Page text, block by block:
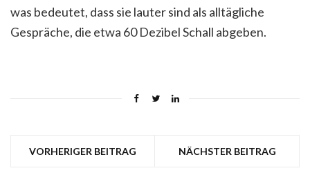
was bedeutet, dass sie lauter sind als alltägliche
Gespräche, die etwa 60 Dezibel Schall abgeben.
VORHERIGER BEITRAG NÄCHSTER BEITRAG